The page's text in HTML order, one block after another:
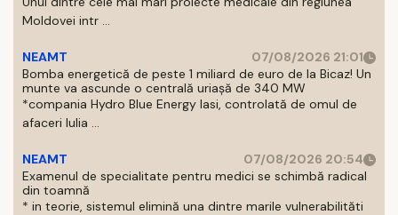
Moldovei intr ...
NEAMT
07/08/2026 21:01
Bomba energetică de peste 1 miliard de euro de la Bicaz! Un
munte va ascunde o centrală uriașă de 340 MW
*compania Hydro Blue Energy Iasi, controlată de omul de
afaceri Iulia ...
NEAMT
07/08/2026 20:54
Examenul de specialitate pentru medici se schimbă radical
din toamnă
* in teorie, sistemul elimină una dintre marile vulnerabilităti